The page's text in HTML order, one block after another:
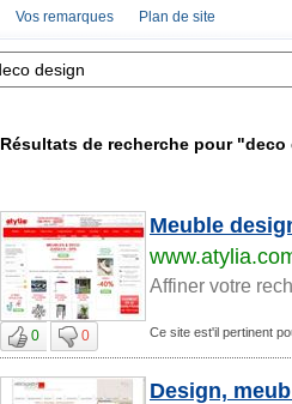
Vos remarques Plan de site
Résultats de recherche pour
Meuble
Affiner votre
0 0 Ce site est'il pertinent
Design,